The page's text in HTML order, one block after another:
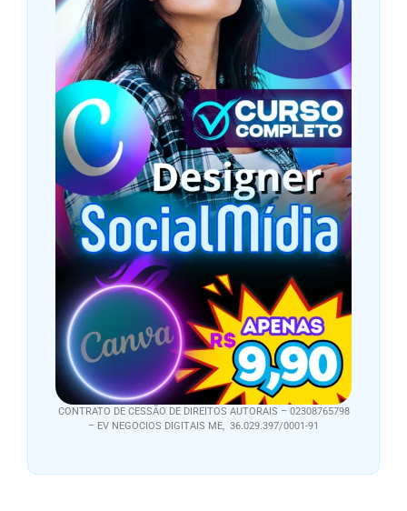
CONTRATO DE CESSÃO DE DIREITOS AUTORAIS – 02308765798
– EV NEGOCIOS DIGITAIS ME, 36.029.397/0001-91